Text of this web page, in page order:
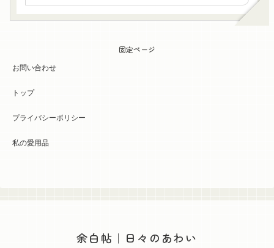
固定ページ
お問い合わせ
トップ
プライバシーポリシー
私の愛用品
余白帖｜日々のあわい